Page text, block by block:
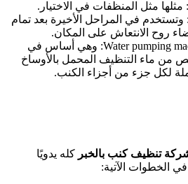
معطرات Fresheners: وتستخدم في المراحل الأخيرة بعد تمام
روح الانتعاش على المكان.
ماكينة ضخ ماء Water pumping machine: وهي أساس في
من ماء التنظيف المحمل بالأوساخ
لكل جزء من أجزاء الكنب.
تنظيف كنب بالخبر كله يدويًا
الخطوات الآتية: